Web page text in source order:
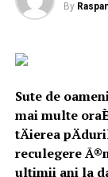
By
Sute de
mai multe
tÄierea
reculegere
ultimii ani la